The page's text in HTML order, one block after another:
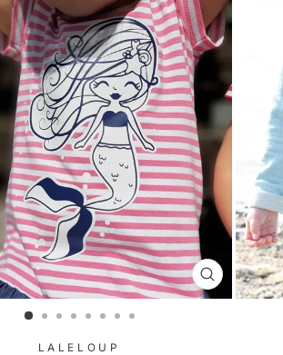
ESC)
LALELOUP